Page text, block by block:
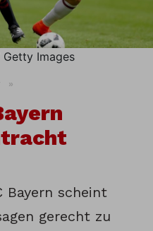
Images
»
Bayern scheint
gerecht zu